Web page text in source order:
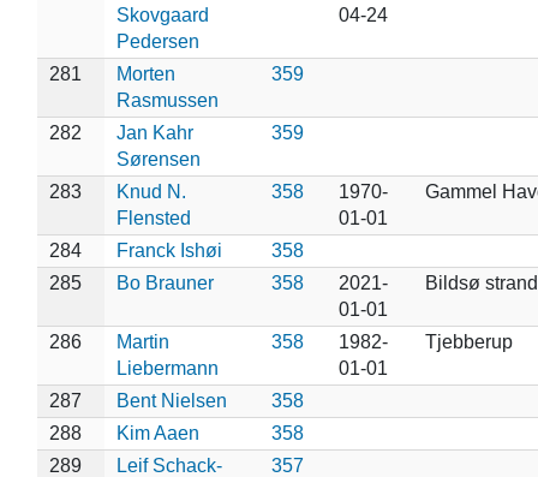
Skovgaard
Pedersen
04-24
281
Morten
Rasmussen
359
282
Jan Kahr
Sørensen
359
283
Knud N.
Flensted
358
1970-
01-01
Gammel
284 Franck Ishøi
358
285
Bo Brauner 358
2021-
01-01
Bildsø strand
286
Martin
Liebermann
358
1982-
01-01
Tjebberup
287 Bent Nielsen
358
288
Kim Aaen
358
289
Leif Schack-
357